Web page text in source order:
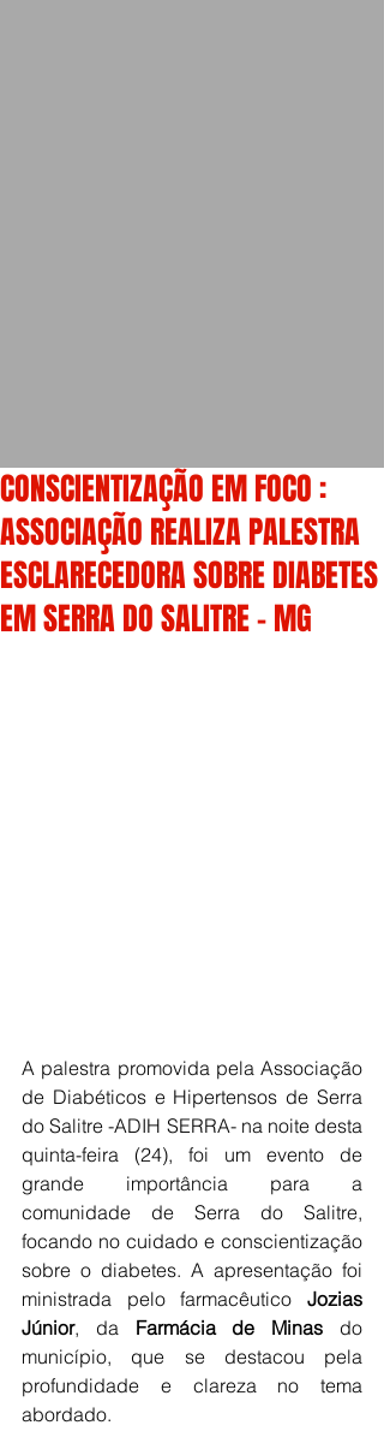
CONSCIENTIZAÇÃO EM FOCO :
ASSOCIAÇÃO REALIZA PALESTRA
ESCLARECEDORA SOBRE DIABETES
EM SERRA DO SALITRE - MG
A palestra promovida pela Associação
de Diabéticos e Hipertensos de Serra
do Salitre -ADIH SERRA- na noite desta
quinta-feira (24), foi um evento de
grande importância para a
comunidade de Serra do Salitre,
focando no cuidado e conscientização
sobre o diabetes. A apresentação foi
ministrada pelo farmacêutico Jozias
Júnior, da Farmácia de Minas do
município, que se destacou pela
profundidade e clareza no tema
abordado.